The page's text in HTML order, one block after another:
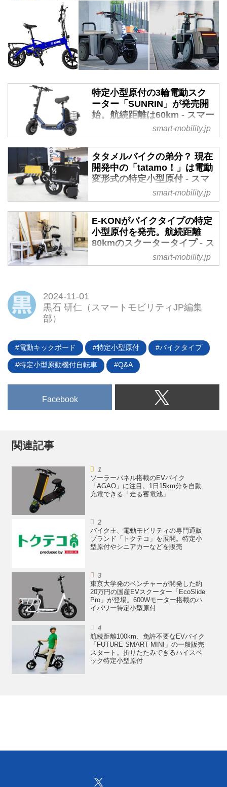
特定小型原付の3輪電動スク
ーター「SUNRIN」が発売開
始。航続距離は60km - スマー
トモビリティJP
ーが16歳以上が免許不要で乗るこ
とができる特定小型原付区分の3
輪電動スクーター「SUNRIN」を
発売開始する。航続距離60km、
前後サスペンション、ミラー・バ
スケット標準装備など、日常使い
に便利なモビリティだ。
smart-mobility.jp
タタメルバイクの弟分？ 現在
開発中の「tatamo！」は電動
変形式の特定小型原付 - スマ
ートモビリティJP
モビリティショー ビズウィーク
2024」が幕張メッセで開催され
ており、スタートアップから自動
車メーカーまでさまざまな展示が
行われている。そのなかで、原付
タモ！）」の試作車を展示してい
ここではその概要をお伝えしよ
う。
smart-mobility.jp
E-KONがバイクタイプの特定
小型原付を発売。航続距離
80kmのスクータータイプ - ス
マートモビリティJP
る。またがずに乗れるスクーター
の特長で、2024年10月中旬以降
に納車予定となっている。
smart-mobility.jp
2024-11-01
黒石 研仁（スマートモビリティJP編集
部）
電動キックボード 特定小型原付 バイクタイプ
特定小型原動機付自転車 Q&A
Facebook
関連記事
ソーラーパネル搭載のEVバイク
「AGAO」に注目。1日15km分を自動
充電できる「走る蓄電池」
バイク王、電動モビリティの専門通販
ブランド「トクテコ」を展開。特定小
型原付やシニアカーなどを販売
東京大学発のベンチャーが開発した約
20万円の国産EVスクーター「EcoSlide
Pro」が登場。600Wモーター搭載のハ
イパワー特定小型原付
航続距離100km、免許不要なEVバイク
「FUTURE SMART MINI」の一般販売
スタート。折りたたみできるハイスペ
ック特定小型原付